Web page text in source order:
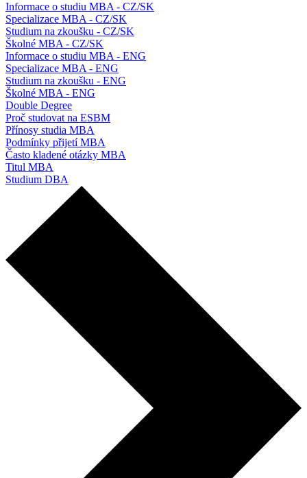
Informace o studiu MBA - CZ/SK
Specializace MBA - CZ/SK
Studium na zkoušku - CZ/SK
Školné MBA - CZ/SK
Informace o studiu MBA - ENG
Specializace MBA - ENG
Studium na zkoušku - ENG
Školné MBA - ENG
Double Degree
Proč studovat na ESBM
Přínosy studia MBA
Podmínky přijetí MBA
Často kladené otázky MBA
Titul MBA
Studium DBA